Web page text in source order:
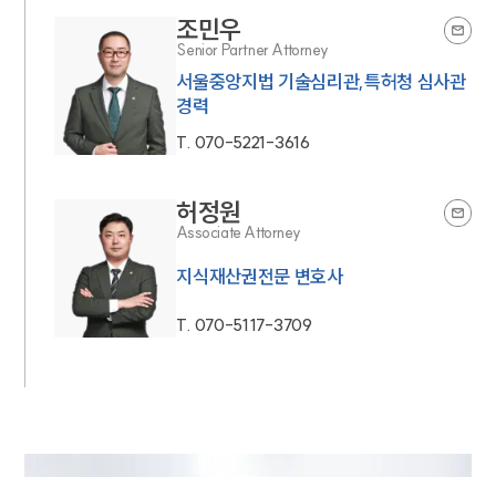
소식/자료
언론보도
법률 블로그
세미나
대륜법률상담예약
대륜법률상담예약
조민우
Senior Partner Attorney
서울중앙지법 기술심리관,특허청 심사관
경력
T. 070-5221-3616
허정원
Associate Attorney
지식재산권전문 변호사
T. 070-5117-3709